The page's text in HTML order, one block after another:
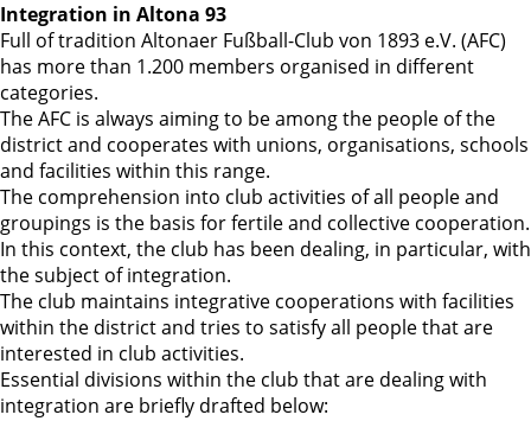
Integration in Altona 93
Full of tradition Altonaer Fußball-Club von 1893 e.V. (AFC)
has more than 1.200 members organised in different
categories.
The AFC is always aiming to be among the people of the
district and cooperates with unions, organisations, schools
and facilities within this range.
The comprehension into club activities of all people and
groupings is the basis for fertile and collective cooperation.
In this context, the club has been dealing, in particular, with
the subject of integration.
The club maintains integrative cooperations with facilities
within the district and tries to satisfy all people that are
interested in club activities.
Essential divisions within the club that are dealing with
integration are briefly drafted below: